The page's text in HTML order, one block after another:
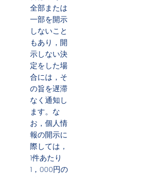
全部または
一部を開示
しないこと
もあり，開
示しない決
定をした場
合には，そ
の旨を遅滞
なく通知し
ます。な
お，個人情
報の開示に
際しては，
1件あたり
1，000円の